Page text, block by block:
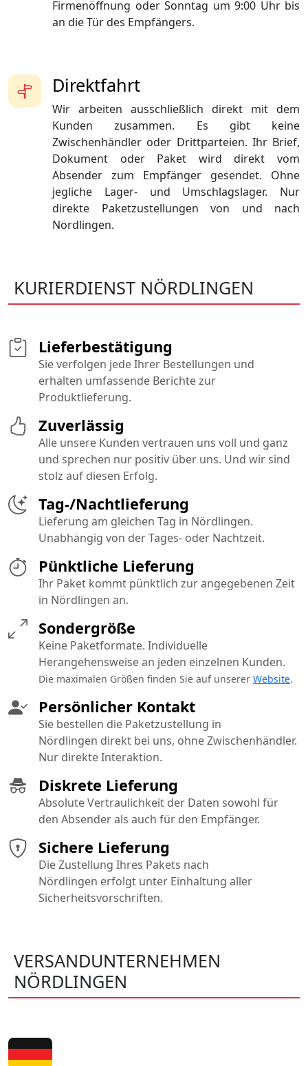
Direktfahrt
Wir arbeiten ausschließlich direkt mit dem
Kunden zusammen. Es gibt keine
Zwischenhändler oder Drittparteien. Ihr Brief,
Dokument oder Paket wird direkt vom
Absender zum Empfänger gesendet. Ohne
jegliche Lager- und Umschlagslager. Nur
direkte Paketzustellungen von und nach
Nördlingen.
Firmenöffnung oder Sonntag um 9:00 Uhr bis
an die Tür des Empfängers.
KURIERDIENST NÖRDLINGEN
Pünktliche Lieferung
Ihr Paket kommt pünktlich zur angegebenen Zeit
in Nördlingen an.
Sichere Lieferung
Die Zustellung Ihres Pakets nach
Nördlingen erfolgt unter Einhaltung aller
Sicherheitsvorschriften.
Diskrete Lieferung
Absolute Vertraulichkeit der Daten sowohl für
den Absender als auch für den Empfänger.
Tag-/Nachtlieferung
Lieferung am gleichen Tag in Nördlingen.
Unabhängig von der Tages- oder Nachtzeit.
Persönlicher Kontakt
Sie bestellen die Paketzustellung in
Nördlingen direkt bei uns, ohne Zwischenhändler.
Nur direkte Interaktion.
Sondergröße
Keine Paketformate. Individuelle
Herangehensweise an jeden einzelnen Kunden.
Die maximalen Größen finden Sie auf unserer Website.
Lieferbestätigung
Sie verfolgen jede Ihrer Bestellungen und
erhalten umfassende Berichte zur
Produktlieferung.
Zuverlässig
Alle unsere Kunden vertrauen uns voll und ganz
und sprechen nur positiv über uns. Und wir sind
stolz auf diesen Erfolg.
VERSANDUNTERNEHMEN
NÖRDLINGEN